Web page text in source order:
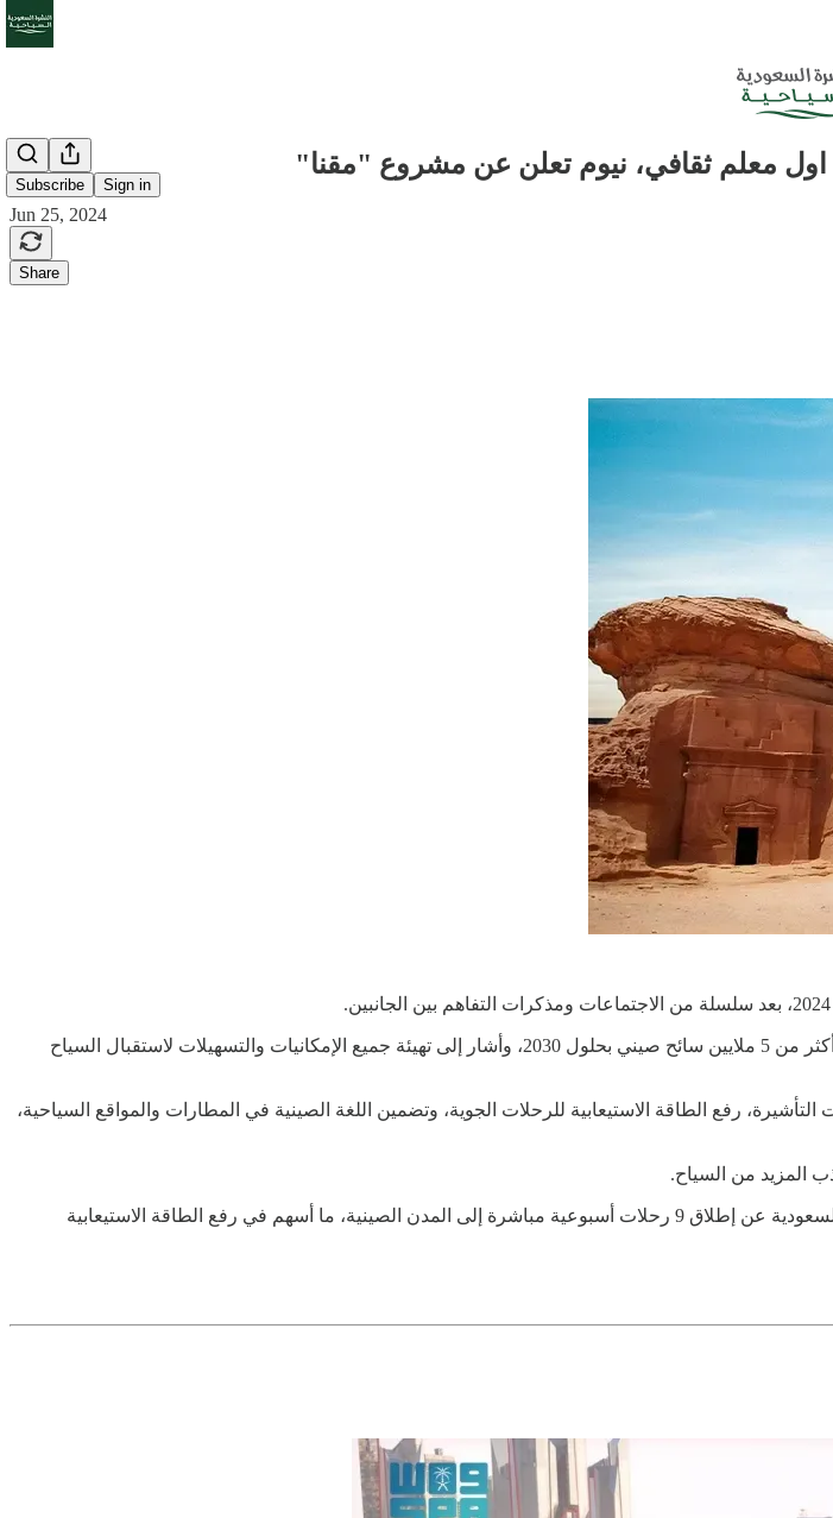
Subscribe Sign in
اول معلم ثقافي، نيوم تعلن عن مشروع "مقنا"
Jun 25, 2024
Share
وأكد وزير السياحة أحمد الخطيب أن هذه الخطوة تعزز التعاون السياحي بين البلدين وتستهدف جذب أكثر من 5 ملايين سائح صيني بحلول 2030، وأشار إلى تهيئة جميع الإمكانيات والتسهيلات لاستقبال السياح
رفع الطاقة الاستيعابية للرحلات الجوية، وتضمين اللغة الصينية في المطارات والمواقع السياحية،
المزيد من السياح.
جاءت هذه التصريحات خلال مشاركة السعودية في معرض ITB في شنغهاي، حيث أعلنت الخطوط السعودية عن إطلاق 9 رحلات أسبوعية مباشرة إلى المدن الصينية، ما أسهم في رفع الطاقة الاستيعابية